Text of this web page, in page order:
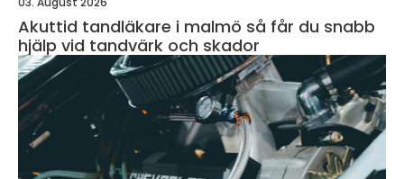
Akuttid tandläkare i malmö så får du snabb
hjälp vid tandvärk och skador